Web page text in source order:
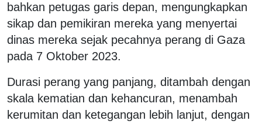
bahkan petugas garis depan, mengungkapkan
sikap dan pemikiran mereka yang menyertai
dinas mereka sejak pecahnya perang di Gaza
pada 7 Oktober 2023.
Durasi perang yang panjang, ditambah dengan
skala kematian dan kehancuran, menambah
kerumitan dan ketegangan lebih lanjut, dengan